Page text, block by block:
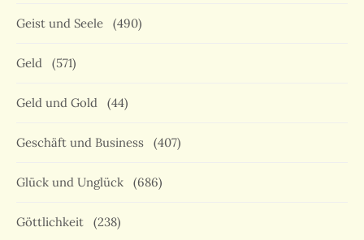
Geist und Seele (490)
Geld (571)
Geld und Gold (44)
Geschäft und Business (407)
Glück und Unglück (686)
Göttlichkeit (238)